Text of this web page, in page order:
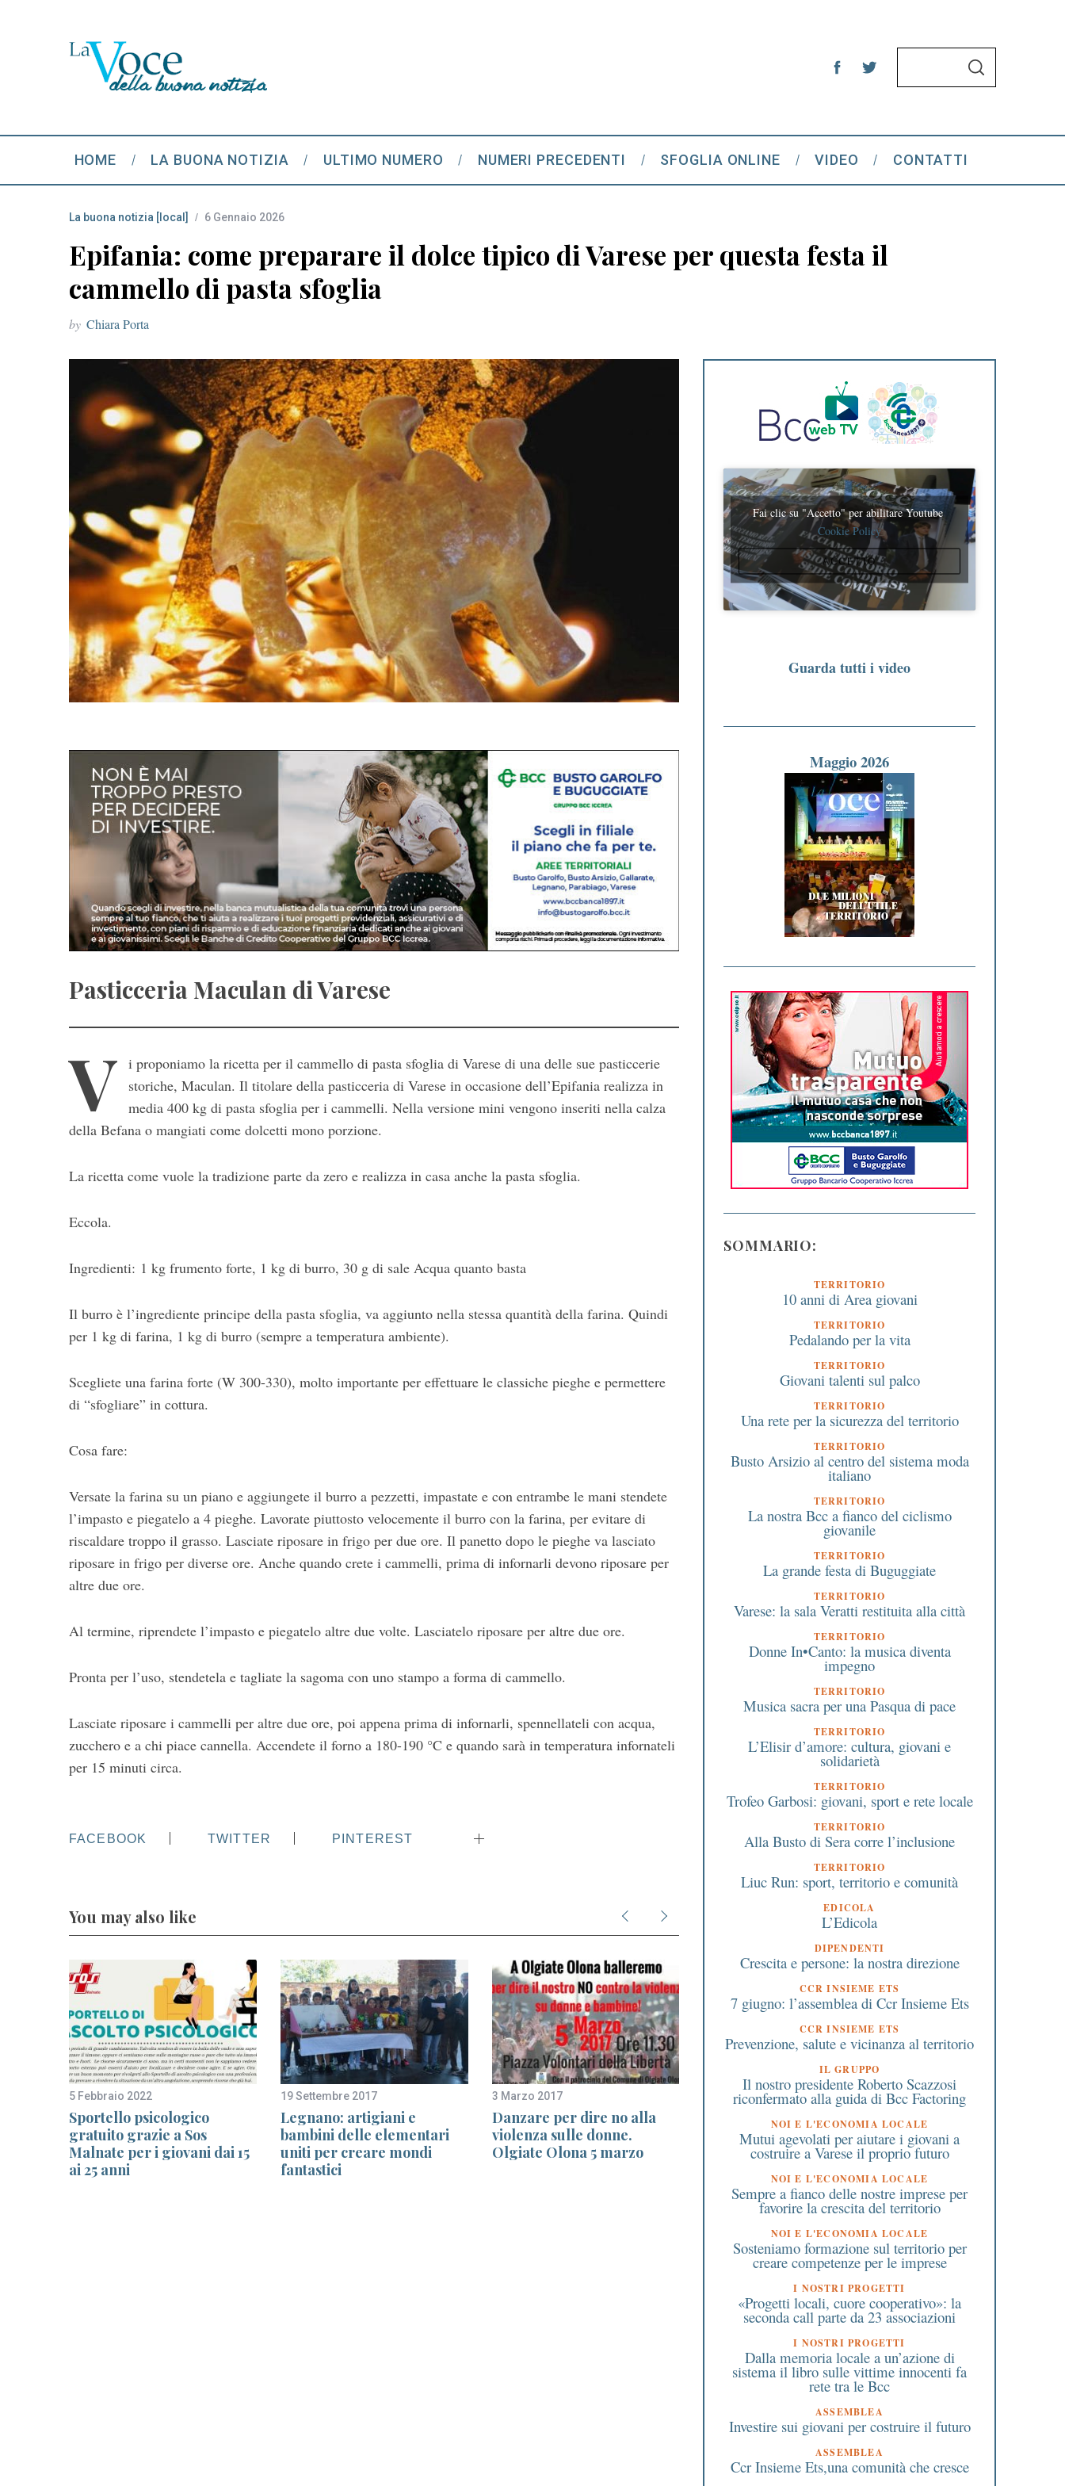
h
f
S
HOME LA BUONA NOTIZIA ULTIMO NUMERO NUMERI PRECEDENTI SFOGLIA ONLINE VIDEO CONTATTI
La buona notizia [local] 6 Gennaio 2026
Epifania: come preparare il dolce tipico di Varese per questa festa il
cammello di pasta sfoglia
by Chiara Porta
Pasticceria Maculan di Varese
V
i proponiamo la ricetta per il cammello di pasta sfoglia di Varese di una delle sue pasticcerie
storiche, Maculan. Il titolare della pasticceria di Varese in occasione dell’Epifania realizza in
media 400 kg di pasta sfoglia per i cammelli. Nella versione mini vengono inseriti nella calza
della Befana o mangiati come dolcetti mono porzione.
La ricetta come vuole la tradizione parte da zero e realizza in casa anche la pasta sfoglia.
Eccola.
Ingredienti: 1 kg frumento forte, 1 kg di burro, 30 g di sale Acqua quanto basta
Il burro è l’ingrediente principe della pasta sfoglia, va aggiunto nella stessa quantità della farina. Quindi
per 1 kg di farina, 1 kg di burro (sempre a temperatura ambiente).
Scegliete una farina forte (W 300-330), molto importante per effettuare le classiche pieghe e permettere
di “sfogliare” in cottura.
Cosa fare:
Versate la farina su un piano e aggiungete il burro a pezzetti, impastate e con entrambe le mani stendete
l’impasto e piegatelo a 4 pieghe. Lavorate piuttosto velocemente il burro con la farina, per evitare di
riscaldare troppo il grasso. Lasciate riposare in frigo per due ore. Il panetto dopo le pieghe va lasciato
riposare in frigo per diverse ore. Anche quando crete i cammelli, prima di infornarli devono riposare per
altre due ore.
Al termine, riprendete l’impasto e piegatelo altre due volte. Lasciatelo riposare per altre due ore.
Pronta per l’uso, stendetela e tagliate la sagoma con uno stampo a forma di cammello.
Lasciate riposare i cammelli per altre due ore, poi appena prima di infornarli, spennellateli con acqua,
zucchero e a chi piace cannella. Accendete il forno a 180-190 °C e quando sarà in temperatura infornateli
per 15 minuti circa.
FACEBOOK TWITTER PINTEREST
You may also like
5 Febbraio 2022
Sportello psicologico
gratuito grazie a Sos
Malnate per i giovani dai 15
ai 25 anni
19 Settembre 2017
Legnano: artigiani e
bambini delle elementari
uniti per creare mondi
fantastici
3 Marzo 2017
Danzare per dire no alla
violenza sulle donne.
Olgiate Olona 5 marzo
3 Aprile 2021
Cancro del sangue nei
bambini: a Varese curati
oltre 10mila casi in due
29 Maggio 2023
Busto Arsizio: si
oggi il BabyPit-Stop,
spazio per allattare o
Fai clic su "Accetto" per abilitare Youtube
Cookie Policy
ACCETTO
Guarda tutti i video
Maggio 2026
SOMMARIO:
TERRITORIO
10 anni di Area giovani
TERRITORIO
Pedalando per la vita
TERRITORIO
Giovani talenti sul palco
TERRITORIO
Una rete per la sicurezza del territorio
TERRITORIO
Busto Arsizio al centro del sistema moda
italiano
TERRITORIO
La nostra Bcc a fianco del ciclismo
giovanile
TERRITORIO
La grande festa di Buguggiate
TERRITORIO
Varese: la sala Veratti restituita alla città
TERRITORIO
Donne In•Canto: la musica diventa
impegno
TERRITORIO
Musica sacra per una Pasqua di pace
TERRITORIO
L’Elisir d’amore: cultura, giovani e
solidarietà
TERRITORIO
Trofeo Garbosi: giovani, sport e rete locale
TERRITORIO
Alla Busto di Sera corre l’inclusione
TERRITORIO
Liuc Run: sport, territorio e comunità
EDICOLA
L’Edicola
DIPENDENTI
Crescita e persone: la nostra direzione
CCR INSIEME ETS
7 giugno: l’assemblea di Ccr Insieme Ets
CCR INSIEME ETS
Prevenzione, salute e vicinanza al territorio
IL GRUPPO
Il nostro presidente Roberto Scazzosi
riconfermato alla guida di Bcc Factoring
NOI E L'ECONOMIA LOCALE
Mutui agevolati per aiutare i giovani a
costruire a Varese il proprio futuro
NOI E L'ECONOMIA LOCALE
Sempre a fianco delle nostre imprese per
favorire la crescita del territorio
NOI E L'ECONOMIA LOCALE
Sosteniamo formazione sul territorio per
creare competenze per le imprese
I NOSTRI PROGETTI
«Progetti locali, cuore cooperativo»: la
seconda call parte da 23 associazioni
I NOSTRI PROGETTI
Dalla memoria locale a un’azione di
sistema il libro sulle vittime innocenti fa
rete tra le Bcc
ASSEMBLEA
Investire sui giovani per costruire il futuro
ASSEMBLEA
Ccr Insieme Ets,una comunità che cresce
a
f
r